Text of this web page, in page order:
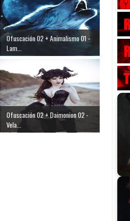
Ofuscación 02 + Animalismo 01 -
Lam...
Ofuscación 02 + Daimonion 02 -
Vela...